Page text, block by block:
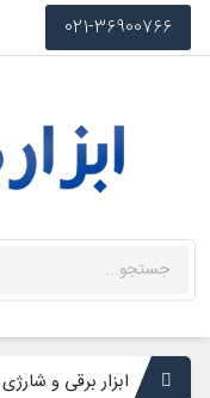
021-36900766
ابزار برقی و شارژی